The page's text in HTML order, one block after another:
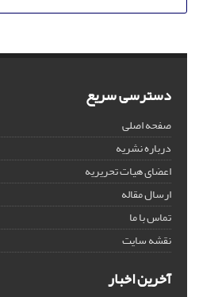
دسترسی سریع
صفحه اصلی
درباره نشریه
اعضای هیات تحریریه
ارسال مقاله
تماس با ما
نقشه سایت
آخرین اخبار